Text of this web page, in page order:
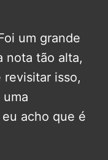
um grande
nota tão alta,
revisitar isso,
acho que é